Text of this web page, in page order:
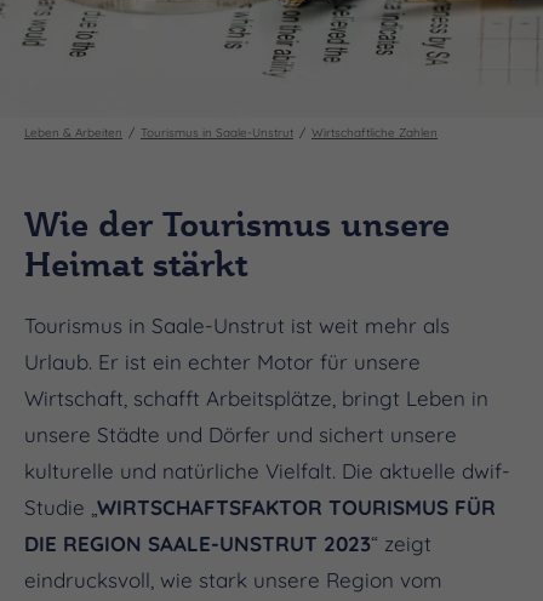
Leben & Arbeiten Tourismus in Saale-Unstrut Wirtschaftliche Zahlen
Wie der Tourismus unsere
Heimat stärkt
Tourismus in Saale-Unstrut ist weit mehr als
Urlaub. Er ist ein echter Motor für unsere
Wirtschaft, schafft Arbeitsplätze, bringt Leben in
unsere Städte und Dörfer und sichert unsere
kulturelle und natürliche Vielfalt. Die aktuelle dwif-
Studie „ WIRTSCHAFTSFAKTOR TOURISMUS FÜR
DIE REGION SAALE-UNSTRUT 2023“ zeigt
eindrucksvoll, wie stark unsere Region vom